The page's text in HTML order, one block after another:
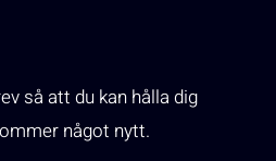
så att du kan hålla dig
något nytt.